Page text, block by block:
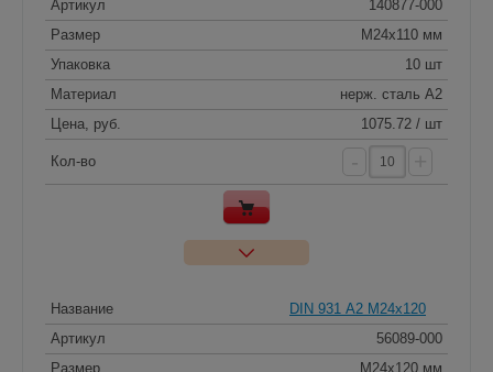
Артикул
140877-000
Размер
M24x110 мм
Упаковка
10 шт
Материал
нерж. сталь A2
Цена, руб.
1075.72 / шт
Кол-во
Название
DIN 931 А2 M24x120
Артикул
56089-000
Размер
M24x120 мм